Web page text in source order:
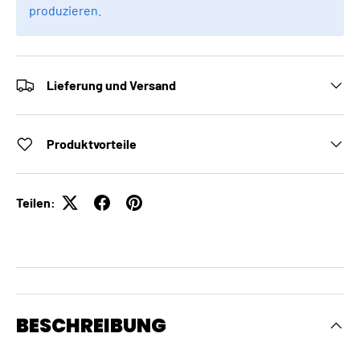
produzieren.
Lieferung und Versand
Produktvorteile
Teilen:
BESCHREIBUNG